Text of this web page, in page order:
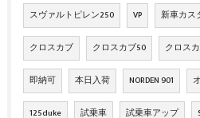
スヴァルトピレン250 VP 新車カス
クロスカブ クロスカブ50 クロス
即納可 本日入荷 NORDEN 901
125duke 試乗車 試乗車アップ